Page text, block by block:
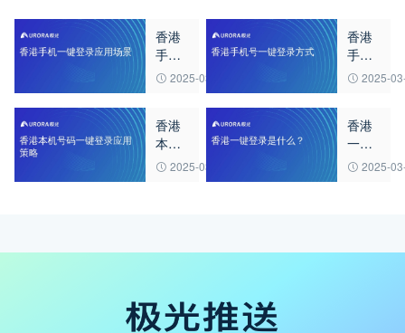
香港
手机
一键
场景
2025-03-23
香港
手机
号一
式
2025-
香港
本机
号码2025-03-23
香港
一键
登录2025-